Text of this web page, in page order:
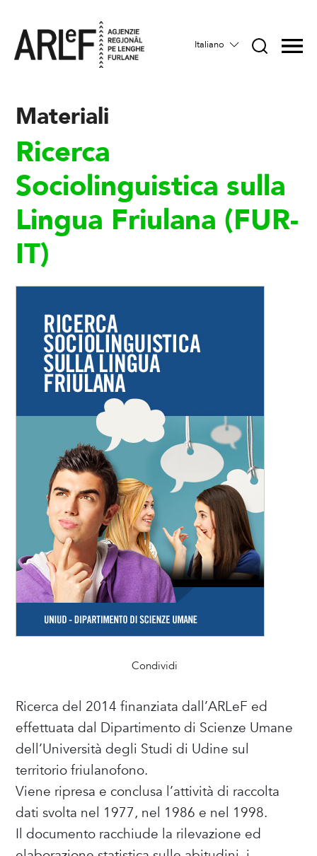
Italiano
Materiali
Ricerca
Sociolinguistica sulla
Lingua Friulana (FUR-
IT)
Condividi
Ricerca del 2014 finanziata dall’ARLeF ed
effettuata dal Dipartimento di Scienze Umane
dell’Università degli Studi di Udine sul
territorio friulanofono.
Viene ripresa e conclusa l’attività di raccolta
dati svolta nel 1977, nel 1986 e nel 1998.
Il documento racchiude la rilevazione ed